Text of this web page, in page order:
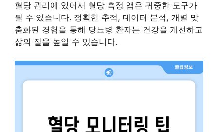
혈당 관리에 있어서 혈당 측정 앱은 귀중한 도구가
될 수 있습니다. 정확한 추적, 데이터 분석, 개별 맞
춤화된 경험을 통해 당뇨병 환자는 건강을 개선하고
삶의 질을 높일 수 있습니다.